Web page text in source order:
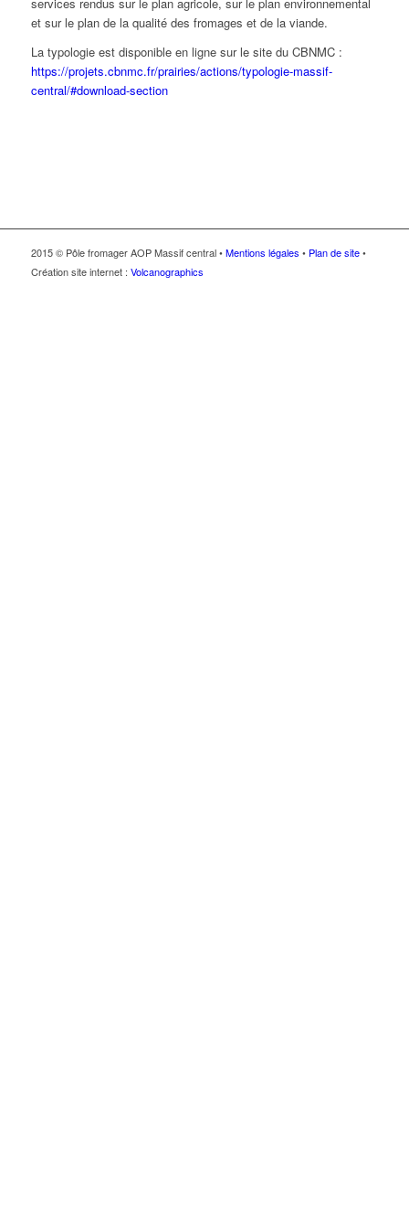
et sur le plan de la qualité des fromages et de la viande.
La typologie est disponible en ligne sur le site du CBNMC :
https://projets.cbnmc.fr/prairies/actions/typologie-massif-
central/#download-section
2015 © Pôle fromager AOP Massif central •Mentions légales • Plan de site•
Création site internet : Volcanographics